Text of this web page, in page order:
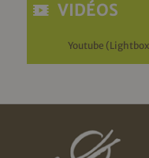
VIDÉOS
Youtube